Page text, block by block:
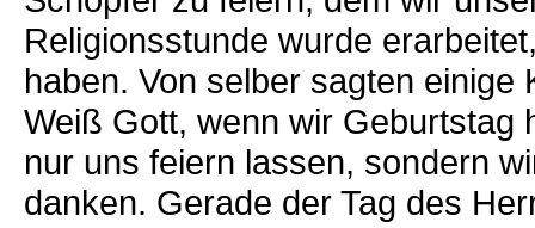
Religionsstunde wurde
haben. Von selber sagten einige
Weiß Gott, wenn wir Geburtstag
nur uns feiern lassen, sondern
danken. Gerade der Tag des